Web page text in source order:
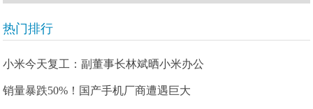
热门排行
小米今天复工：副董事长林斌晒小米办公
销量暴跌50%！国产手机厂商遭遇巨大